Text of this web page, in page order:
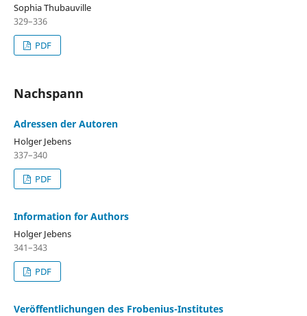
Sophia Thubauville
329–336
PDF
Nachspann
Adressen der Autoren
Holger Jebens
337–340
PDF
Information for Authors
Holger Jebens
341–343
PDF
Veröffentlichungen des Frobenius-Institutes